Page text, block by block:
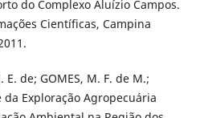
do Complexo Aluízio Campos.
Científicas, Campina
E. de; GOMES, M. F. de M.;
da Exploração Agropecuária